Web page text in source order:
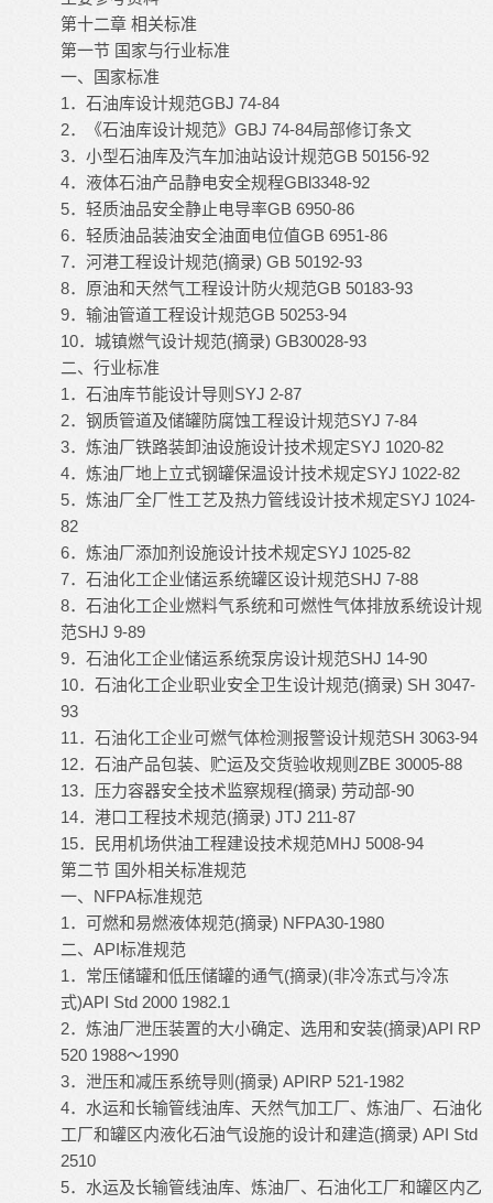
第十二章 相关标准
第一节 国家与行业标准
一、国家标准
1 ．石油库设计规范GBJ 74-84
2．《石油库设计规范》 GBJ 74-84局部修订条文
3．小型石油库及汽车加油站设计规范GB 50156-92
4．液体石油产品静电安全规程GBl3348-92
5．轻质油品安全静止电导率GB 6950-86
6．轻质油品装油安全油面电位值GB 6951-86
7．河港工程设计规范(摘录) GB 50192-93
8．原油和天然气工程设计防火规范GB 50183-93
9． 输油管道工程设计规范GB 50253-94
10．城镇燃气设计规范(摘录) GB30028-93
二、行业标准
1 ．石油库节能设计导则 SYJ 2-87
2．钢质管道及储罐防腐蚀工程设计规范SYJ 7-84
3．炼油厂铁路装卸油设施设计技术规定SYJ 1020-82
4．炼油厂地上立式钢罐保温设计技术规定SYJ 1022-82
5．炼油厂全厂性工艺及热力管线设计技术规定SYJ 1024-
82
6．炼油厂添加剂设施设计技术规定SYJ 1025-82
7．石油化工企业储运系统罐区设计规范SHJ 7-88
8．石油化工企业燃料气系统和可燃性气体排放系统设计规
范SHJ 9-89
9．石油化工企业储运系统泵房设计规范SHJ 14-90
10．石油化工企业职业安全卫生设计规范(摘录) SH 3047-
93
11．石油化工企业可燃气体检测报警设计规范SH 3063-94
12．石油产品包装、贮运及交货验收规则 ZBE 30005-88
13．压力容器安全技术监察规程(摘录) 劳动部-90
14．港口工程技术规范(摘录) JTJ 211-87
15．民用机场供油工程建设技术规范MHJ 5008-94
第二节 国外相关标准规范
一、 NFPA标准规范
1．可燃和易燃液体规范(摘录) NFPA30-1980
二、 API标准规范
1．常压储罐和低压储罐的通气(摘录)(非冷冻式与冷冻
式)API Std 2000 1982.1
2．炼油厂泄压装置的大小确定、选用和安装(摘录)API RP
520 1988～1990
3．泄压和减压系统导则 (摘录) APIRP 521-1982
4．水运和长输管线油库、天然气加工厂、炼油厂、石油化
工厂和罐区内液化石油气设施的设计和建造(摘录) API Std
2510
5．水运及长输管线油库、炼油厂、石油化工厂和罐区内乙